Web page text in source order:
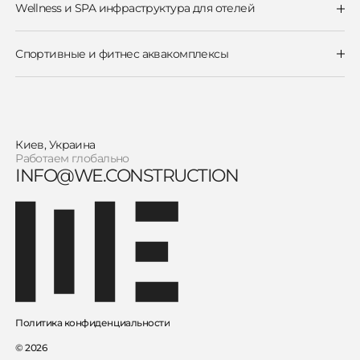
Бассейн для cерфинга
Водные аттракционы
Рафтинг & Ленивые реки
Wellness и SPA инфраструктура для отелей
Бассейны для отелей
Спортивные и фитнес аквакомплексы
Терапевтические бассейны
Киев, Украина
Работаем глобально
INFO@WE.CONSTRUCTION
© 2026
Политика конфиденциальности